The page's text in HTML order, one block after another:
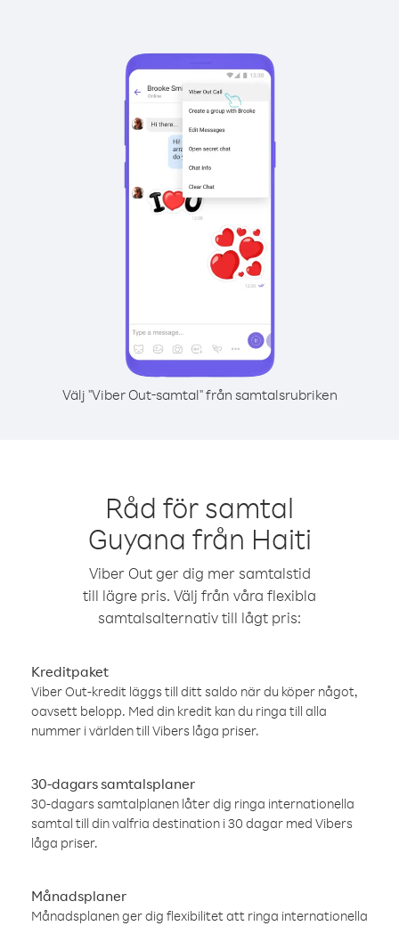
Välj "Viber Out-samtal" från samtalsrubriken
Råd för samtal
Guyana från Haiti
Viber Out ger dig mer samtalstid
till lägre pris. Välj från våra flexibla
samtalsalternativ till lågt pris:
Kreditpaket
Viber Out-kredit läggs till ditt saldo när du köper något,
oavsett belopp. Med din kredit kan du ringa till alla
nummer i världen till Vibers låga priser.
30-dagars samtalsplaner
30-dagars samtalplanen låter dig ringa internationella
samtal till din valfria destination i 30 dagar med Vibers
låga priser.
Månadsplaner
Månadsplanen ger dig flexibilitet att ringa internationella